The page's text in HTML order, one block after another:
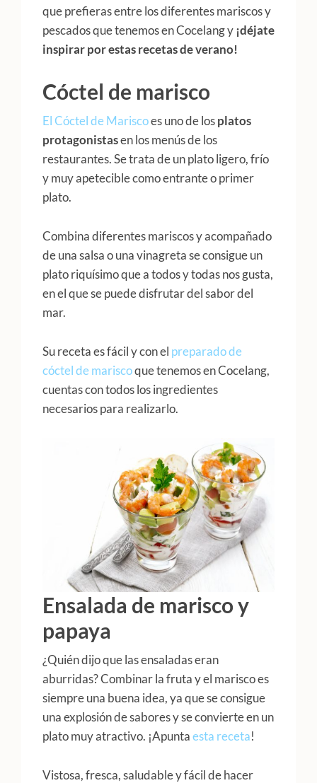
que prefieras entre los diferentes mariscos y
pescados que tenemos en Cocelang y¡déjate
inspirar por estas recetas de verano!
Cóctel de marisco
El Cóctel de Mariscoes uno de losplatos
protagonistasen los menús de los
restaurantes. Se trata de un plato ligero, frío
y muy apetecible como entrante o primer
plato.
Combina diferentes mariscos y acompañado
de una salsa o una vinagreta se consigue un
plato riquísimo que a todos y todas nos gusta,
en el que se puede disfrutar del sabor del
mar.
Su receta es fácil y con el preparado de
cóctel de mariscoque tenemos en Cocelang,
cuentas con todos los ingredientes
necesarios para realizarlo.
Ensalada de marisco y
papaya
¿Quién dijo que las ensaladas eran
aburridas? Combinar la fruta y el marisco es
siempre una buena idea, ya que se consigue
una explosión de sabores y se convierte en un
plato muy atractivo. ¡Apuntaesta receta!
Vistosa, fresca, saludable y fácil de hacer